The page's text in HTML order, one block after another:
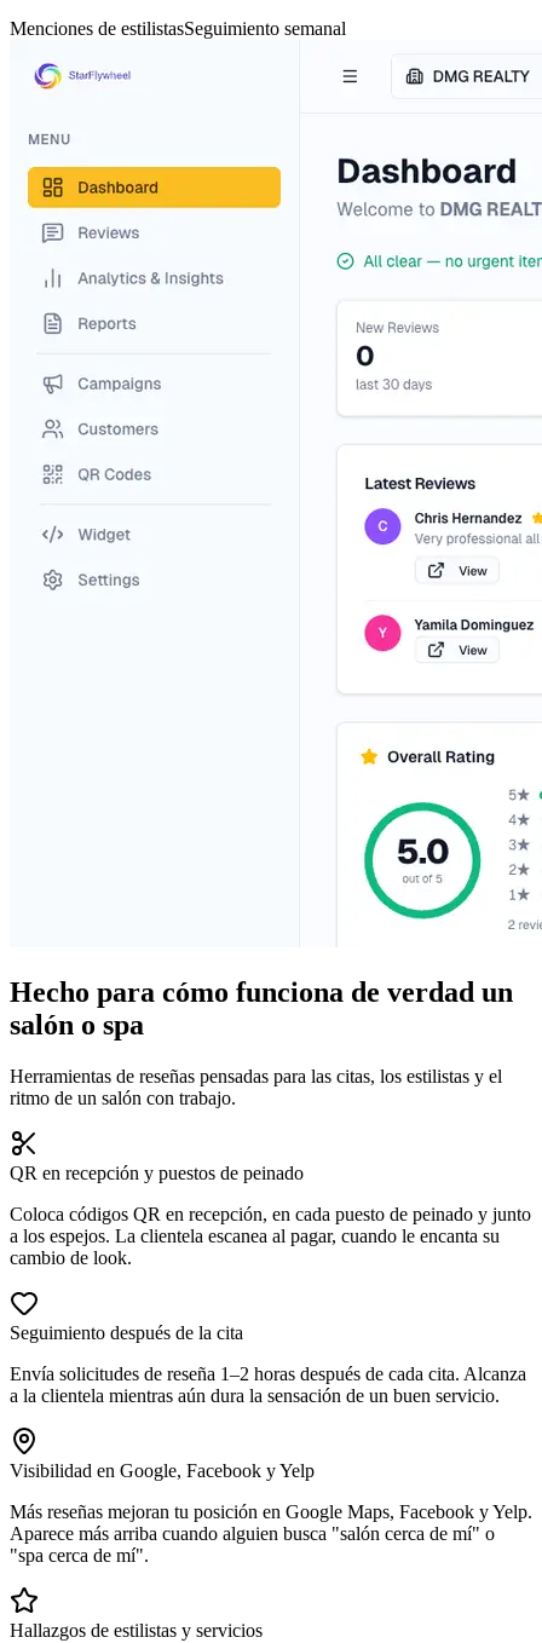
Menciones de estilistasSeguimiento semanal
Hecho para cómo funciona de verdad un
salón o spa
Herramientas de reseñas pensadas para las citas, los estilistas y el
ritmo de un salón con trabajo.
QR en recepción y puestos de peinado
Coloca códigos QR en recepción, en cada puesto de peinado y junto
a los espejos. La clientela escanea al pagar, cuando le encanta su
cambio de look.
Seguimiento después de la cita
Envía solicitudes de reseña 1–2 horas después de cada cita. Alcanza
a la clientela mientras aún dura la sensación de un buen servicio.
Visibilidad en Google, Facebook y Yelp
Más reseñas mejoran tu posición en Google Maps, Facebook y Yelp.
Aparece más arriba cuando alguien busca "salón cerca de mí" o
"spa cerca de mí".
Hallazgos de estilistas y servicios